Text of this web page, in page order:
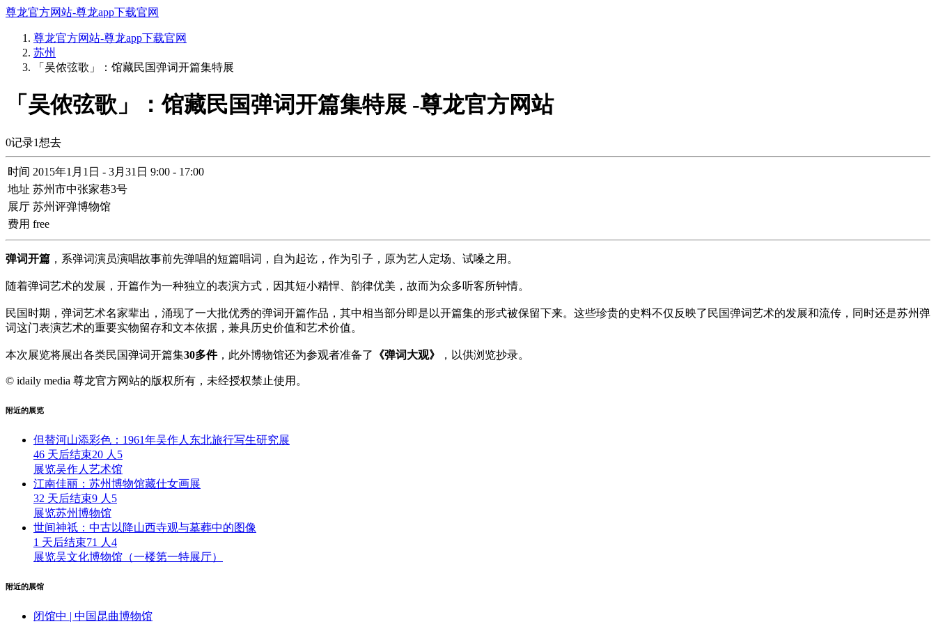
尊龙官方网站-尊龙app下载官网
尊龙官方网站-尊龙app下载官网
苏州
「吴侬弦歌」：馆藏民国弹词开篇集特展
「吴侬弦歌」：馆藏民国弹词开篇集特展 -尊龙官方网站
0记录1想去
时间 2015年1月1日 - 3月31日 9:00 - 17:00
地址 苏州市中张家巷3号
展厅 苏州评弹博物馆
费用 free
弹词开篇 ，系弹词演员演唱故事前先弹唱的短篇唱词，自为起讫，作为引子，原为艺人定场、试嗓之用。
随着弹词艺术的发展，开篇作为一种独立的表演方式，因其短小精悍、韵律优美，故而为众多听客所钟情。
民国时期，弹词艺术名家辈出，涌现了一大批优秀的弹词开篇作品，其中相当部分即是以开篇集的形式被保留下来。这些珍贵的史料不仅反映了民国弹词艺术的发展和流传，同时还是苏州弹
词这门表演艺术的重要实物留存和文本依据，兼具历史价值和艺术价值。
本次展览将展出各类民国弹词开篇集30多件，此外博物馆还为参观者准备了 《弹词大观》 ，以供浏览抄录。
© idaily media 尊龙官方网站的版权所有，未经授权禁止使用。
附近的展览
但替河山添彩色：1961年吴作人东北旅行写生研究展
46 天后结束20 人 5
展览吴作人艺术馆
江南佳丽：苏州博物馆藏仕女画展
32 天后结束9 人 5
展览苏州博物馆
世间神祇：中古以降山西寺观与墓葬中的图像
1 天后结束71 人 4
展览吴文化博物馆（一楼第一特展厅）
附近的展馆
闭馆中 | 中国昆曲博物馆